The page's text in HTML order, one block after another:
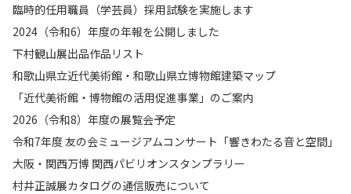
臨時的任用職員（学芸員）採用試験を実施します
2024（令和6）年度の年報を公開しました
下村観山展出品作品リスト
和歌山県立近代美術館・和歌山県立博物館建築マップ
「近代美術館・博物館の活用促進事業」のご案内
2026（令和8）年度の展覧会予定
令和7年度 友の会ミュージアムコンサート「響きわたる音と空間」
大阪・関西万博 関西パビリオンスタンプラリー
村井正誠展カタログの通信販売について